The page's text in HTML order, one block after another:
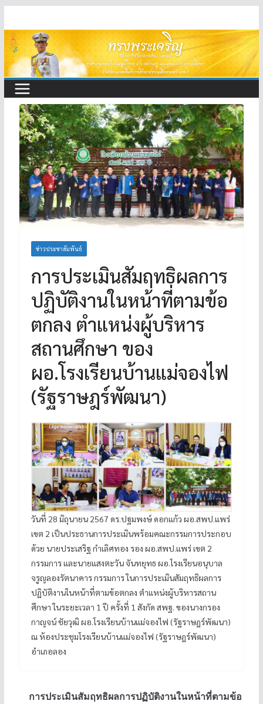
to
content
ข่าวประชาสัมพันธ์
การประเมินสัมฤทธิผลการ
ปฏิบัติงานในหน้าที่ตามข้อ
ตกลง ตำแหน่งผู้บริหาร
สถานศึกษา ของ
ผอ.โรงเรียนบ้านแม่จองไฟ
(รัฐราษฎร์พัฒนา)
วันที่ 28 มิถุนายน 2567 ดร.ปฐมพงษ์ ดอกแก้ว ผอ.สพป.แพร่
เขต 2 เป็นประธานการประเมินพร้อมคณะกรรมการประกอบ
ด้วย นายประเสริฐ กำเลิศทอง รอง ผอ.สพป.แพร่ เขต 2
กรรมการ และนายแสงตะวัน จันทยุทธ ผอ.โรงเรียนอนุบาล
จรูญลองรัตนาคาร กรรมการ ในการประเมินสัมฤทธิผลการ
ปฏิบัติงานในหน้าที่ตามข้อตกลง ตำแหน่งผู้บริหารสถาน
ศึกษา ในระยะเวลา 1 ปี ครั้งที่ 1 สังกัด สพฐ. ของนางกรอง
กาญจน์ ชัยวุฒิ ผอ.โรงเรียนบ้านแม่จองไฟ (รัฐราษฎร์พัฒนา)
ณ ห้องประชุมโรงเรียนบ้านแม่จองไฟ (รัฐราษฎร์พัฒนา)
อำเภอลอง
การประเมินสัมฤทธิผลการปฏิบัติงานในหน้าที่ตามข้อ